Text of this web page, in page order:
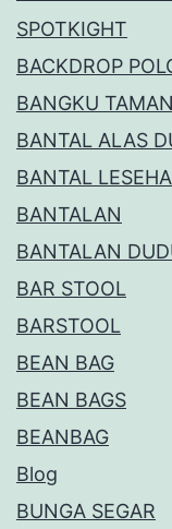
SPOTKIGHT
BACKDROP
BANGKU
BANTAL ALAS
BANTAL
BANTALAN
BANTALAN
BAR STOOL
BARSTOOL
BEAN BAG
BEAN BAGS
BEANBAG
Blog
BUNGA SEGAR